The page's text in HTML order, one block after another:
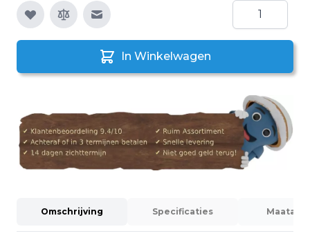
E-mail naar een vriend
Aantal
In Winkelwagen
Omschrijving Specificaties